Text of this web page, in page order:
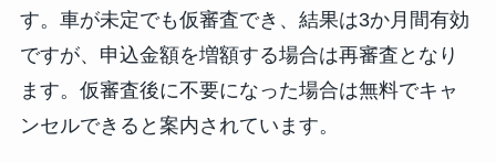
す。車が未定でも仮審査でき、結果は3か月間有効
ですが、申込金額を増額する場合は再審査となり
ます。仮審査後に不要になった場合は無料でキャ
ンセルできると案内されています。